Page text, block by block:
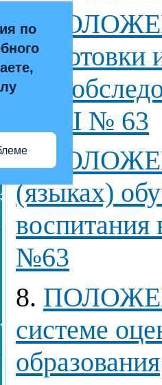
по
6.
подготовки
СОШ № 63
7.
(языках)
№63
8.
системе
образования